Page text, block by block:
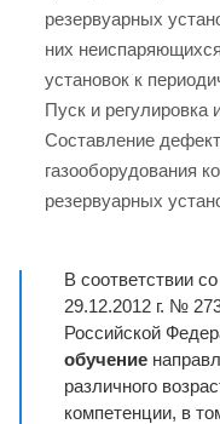
резервуарных
них
установок к
Пуск и регулировка
Составление
газооборудования
резервуарных
В соответствии
29.12.2012 г. №
Российской
обучение
различного
компетенции, в